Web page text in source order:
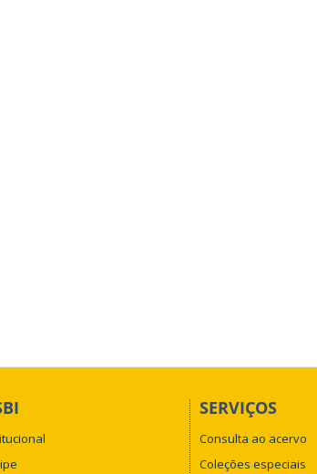
SERVIÇOS
Consulta ao acervo
Coleções especiais